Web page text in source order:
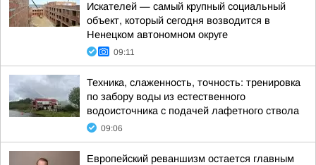
Искателей — самый крупный социальный
объект, который сегодня возводится в
Ненецком автономном округе
09:11
Техника, слаженность, точность: тренировка
по забору воды из естественного
водоисточника с подачей лафетного ствола
09:06
Европейский реваншизм остается главным